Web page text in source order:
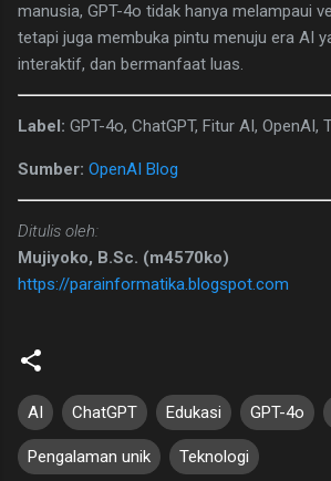
manusia, GPT-4o tidak hanya melampaui
tetapi juga membuka pintu menuju era AI
interaktif, dan bermanfaat luas.
Label: GPT-4o, ChatGPT, Fitur AI, OpenAI,
Sumber: OpenAI Blog
Ditulis oleh:
Mujiyoko, B.Sc. (m4570ko)
https://parainformatika.blogspot.com
AI ChatGPT Edukasi GPT-4o
Pengalaman unik Teknologi